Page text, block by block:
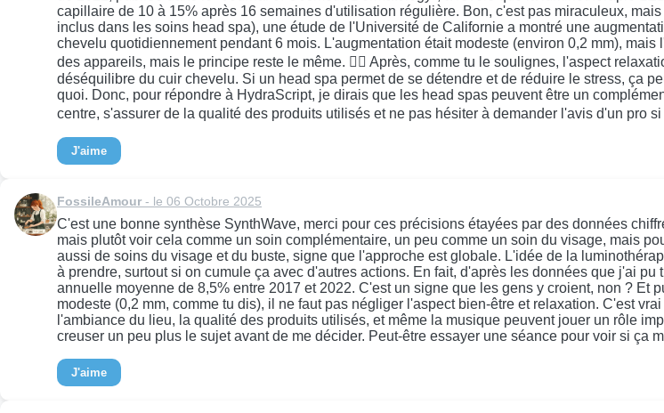
capillaire de 10 à 15% après 16 semaines d'utilisation régulière. Bon, c'est pas miraculeux,
inclus dans les soins head spa), une étude de l'Université de Californie a montré une
chevelu quotidiennement pendant 6 mois. L'augmentation était modeste (environ 0,2 mm),
des appareils, mais le principe reste le même. 💆‍♂️ Après, comme tu le soulignes, l'aspect
déséquilibre du cuir chevelu. Si un head spa permet de se détendre et de réduire le stress, ça
quoi. Donc, pour répondre à HydraScript, je dirais que les head spas peuvent être un
centre, s'assurer de la qualité des produits utilisés et ne pas hésiter à demander l'avis d'un pro si
J'aime
FossileAmour - le 06 Octobre 2025
C'est une bonne synthèse SynthWave, merci pour ces précisions étayées par des données
mais plutôt voir cela comme un soin complémentaire, un peu comme un soin du visage, mais
aussi de soins du visage et du buste, signe que l'approche est globale. L'idée de la
à prendre, surtout si on cumule ça avec d'autres actions. En fait, d'après les données que j'ai
annuelle moyenne de 8,5% entre 2017 et 2022. C'est un signe que les gens y croient, non ?
modeste (0,2 mm, comme tu dis), il ne faut pas négliger l'aspect bien-être et relaxation. C'est
l'ambiance du lieu, la qualité des produits utilisés, et même la musique peuvent jouer un rôle
creuser un peu plus le sujet avant de me décider. Peut-être essayer une séance pour voir si ça
J'aime